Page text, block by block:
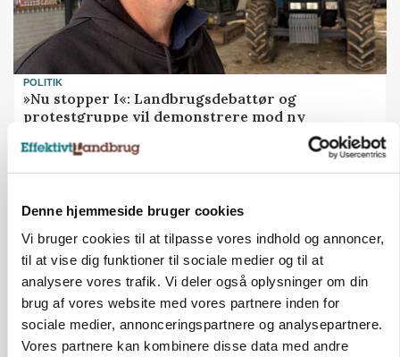
Denne hjemmeside bruger cookies
Vi bruger cookies til at tilpasse vores indhold og annoncer,
til at vise dig funktioner til sociale medier og til at
analysere vores trafik. Vi deler også oplysninger om din
brug af vores website med vores partnere inden for
sociale medier, annonceringspartnere og analysepartnere.
Vores partnere kan kombinere disse data med andre
POLITIK
»Nu stopper I«: Landbrugsdebattør og
protestgruppe vil demonstrere mod ny
Annonce